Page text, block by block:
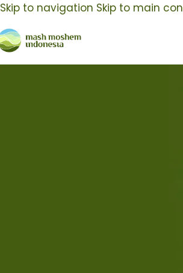
Skip to navigation Skip to main
PT. Mash Moshem Indonesia